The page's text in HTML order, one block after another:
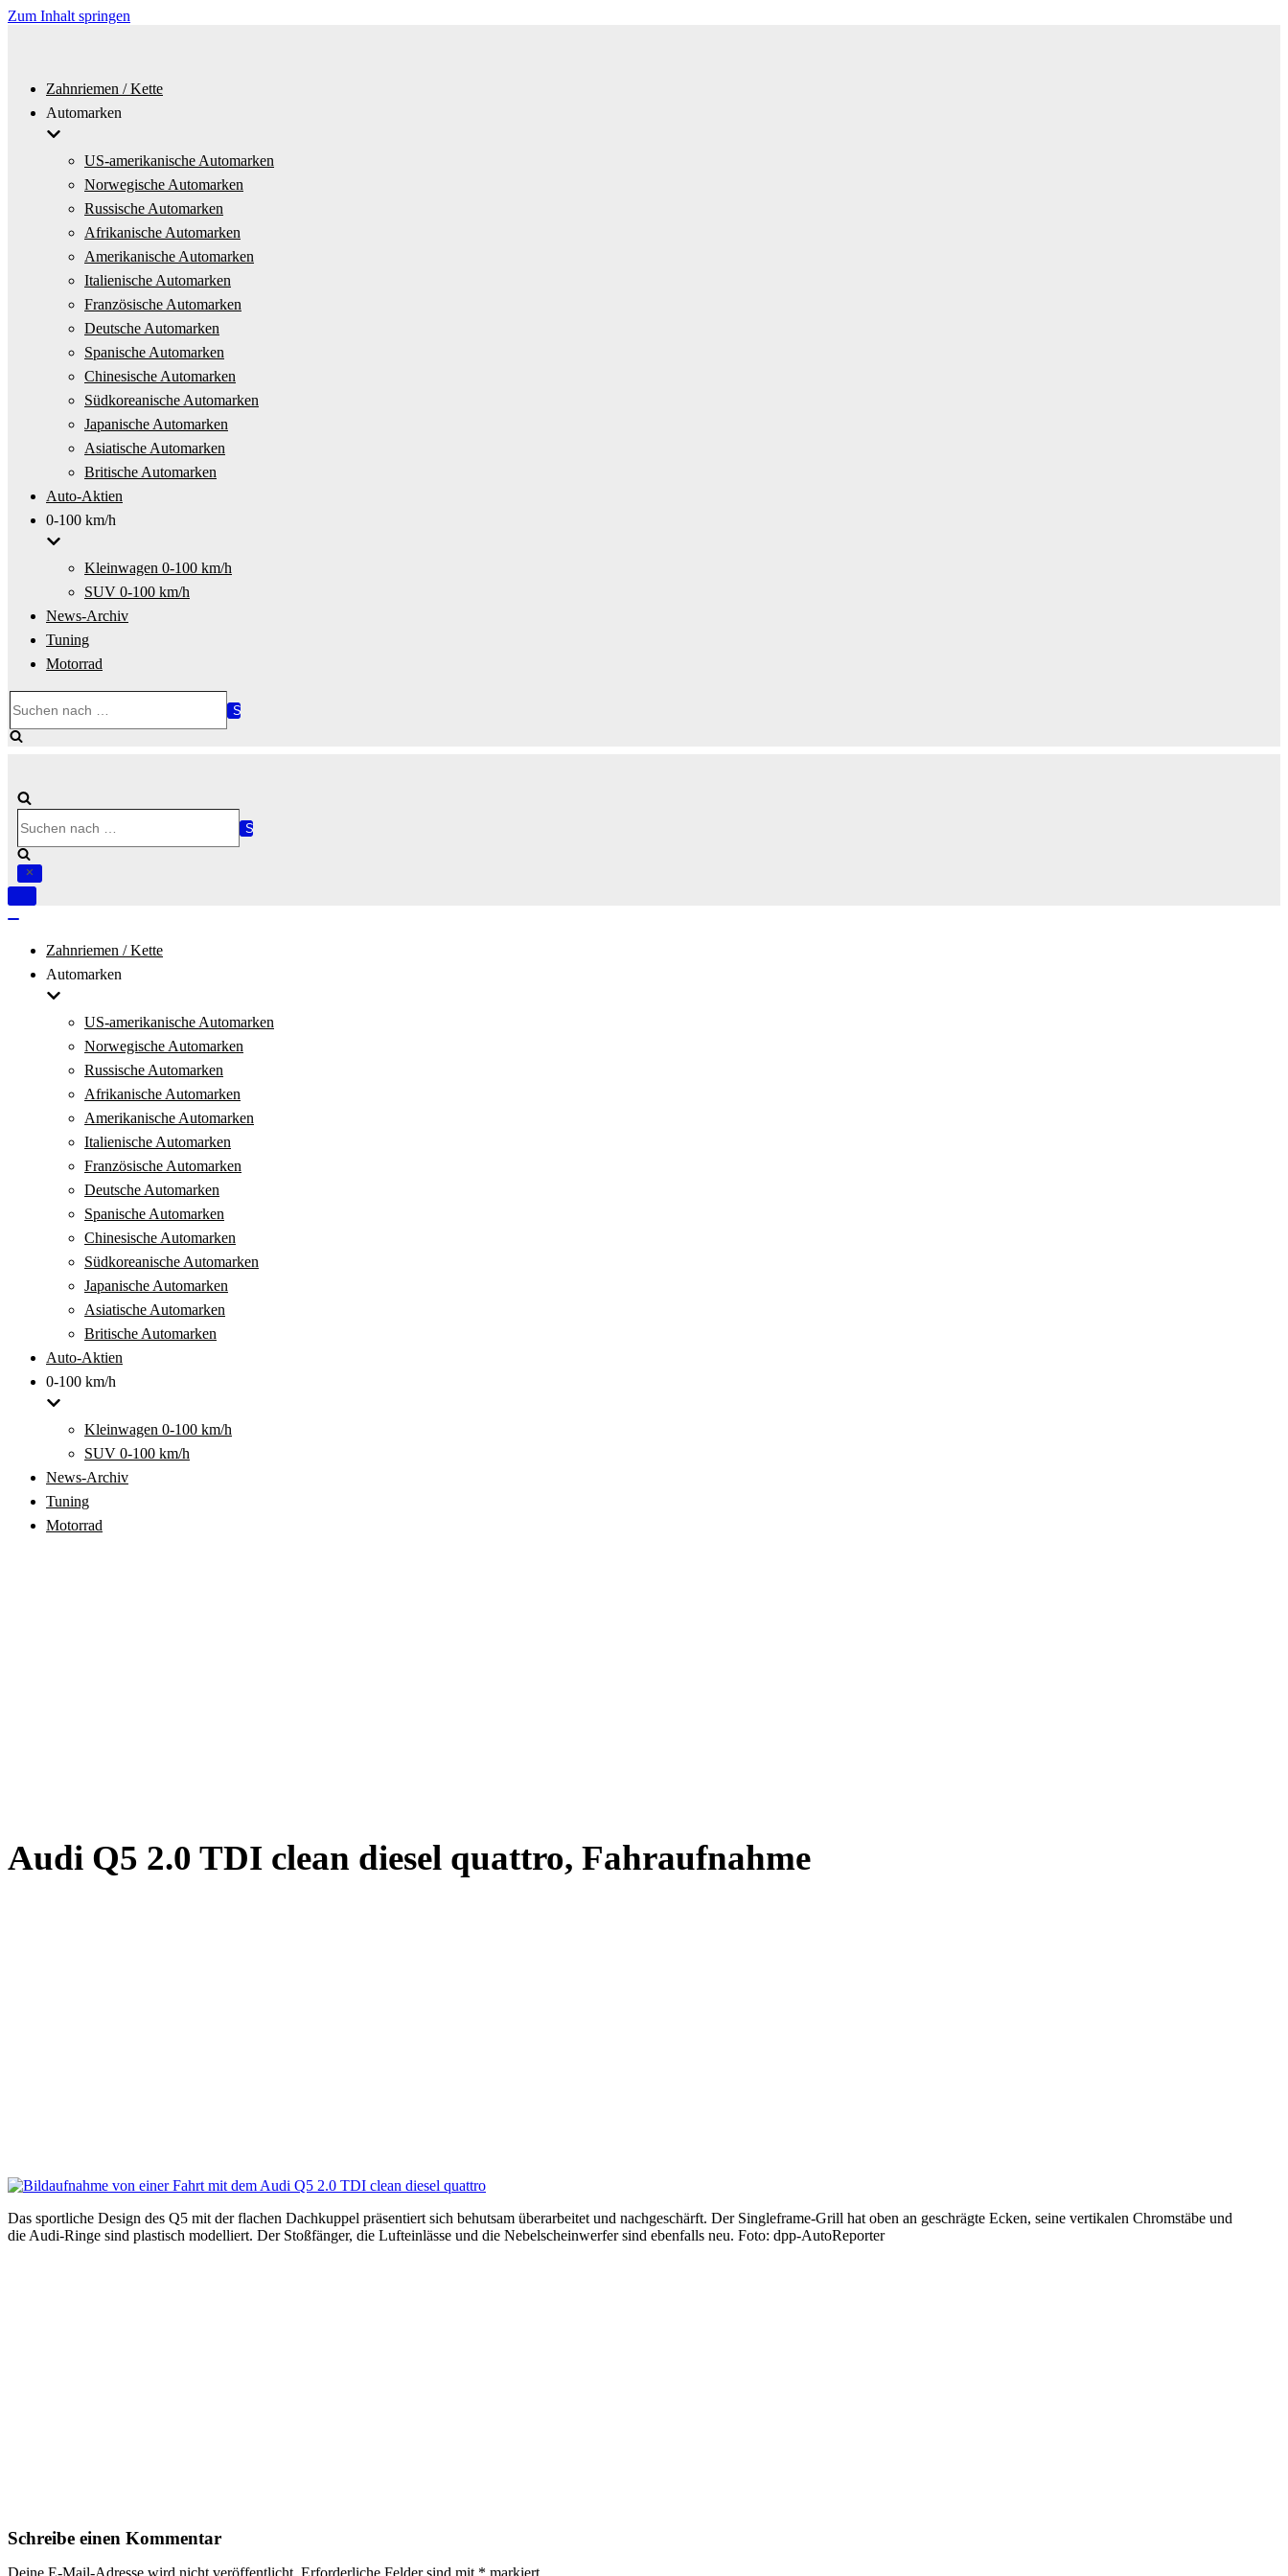
Zum Inhalt springen
Zahnriemen / Kette
Automarken
US-amerikanische Automarken
Norwegische Automarken
Russische Automarken
Afrikanische Automarken
Amerikanische Automarken
Italienische Automarken
Französische Automarken
Deutsche Automarken
Spanische Automarken
Chinesische Automarken
Südkoreanische Automarken
Japanische Automarken
Asiatische Automarken
Britische Automarken
Auto-Aktien
0-100 km/h
Kleinwagen 0-100 km/h
SUV 0-100 km/h
News-Archiv
Tuning
Motorrad
nach …
nach …
Navigation
Zahnriemen / Kette
Automarken
US-amerikanische Automarken
Norwegische Automarken
Russische Automarken
Afrikanische Automarken
Amerikanische Automarken
Italienische Automarken
Französische Automarken
Deutsche Automarken
Spanische Automarken
Chinesische Automarken
Südkoreanische Automarken
Japanische Automarken
Asiatische Automarken
Britische Automarken
Auto-Aktien
0-100 km/h
Kleinwagen 0-100 km/h
SUV 0-100 km/h
News-Archiv
Tuning
Motorrad
Audi Q5 2.0 TDI clean diesel quattro, Fahraufnahme
Das sportliche Design des Q5 mit der flachen Dachkuppel präsentiert sich behutsam überarbeitet und nachgeschärft. Der Singleframe-Grill hat oben an geschrägte Ecken, seine vertikalen Chromstäbe und
die Audi-Ringe sind plastisch modelliert. Der Stoßfänger, die Lufteinlässe und die Nebelscheinwerfer sind ebenfalls neu. Foto: dpp-AutoReporter
Schreibe einen Kommentar
Deine E-Mail-Adresse wird nicht veröffentlicht. Erforderliche Felder sind mit * markiert